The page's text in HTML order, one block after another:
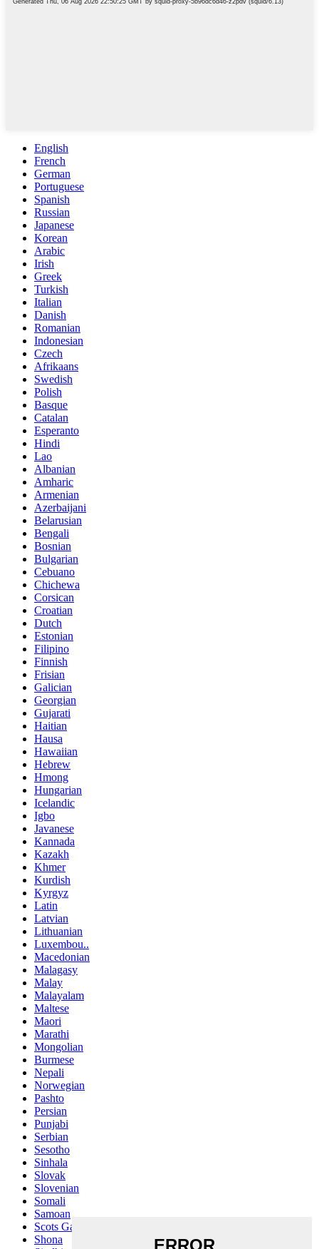
English
French
German
Portuguese
Spanish
Russian
Japanese
Korean
Arabic
Irish
Greek
Turkish
Italian
Danish
Romanian
Indonesian
Czech
Afrikaans
Swedish
Polish
Basque
Catalan
Esperanto
Hindi
Lao
Albanian
Amharic
Armenian
Azerbaijani
Belarusian
Bengali
Bosnian
Bulgarian
Cebuano
Chichewa
Corsican
Croatian
Dutch
Estonian
Filipino
Finnish
Frisian
Galician
Georgian
Gujarati
Haitian
Hausa
Hawaiian
Hebrew
Hmong
Hungarian
Icelandic
Igbo
Javanese
Kannada
Kazakh
Khmer
Kurdish
Kyrgyz
Latin
Latvian
Lithuanian
Luxembou..
Macedonian
Malagasy
Malay
Malayalam
Maltese
Maori
Marathi
Mongolian
Burmese
Nepali
Norwegian
Pashto
Persian
Punjabi
Serbian
Sesotho
Sinhala
Slovak
Slovenian
Somali
Samoan
Scots Gaelic
Shona